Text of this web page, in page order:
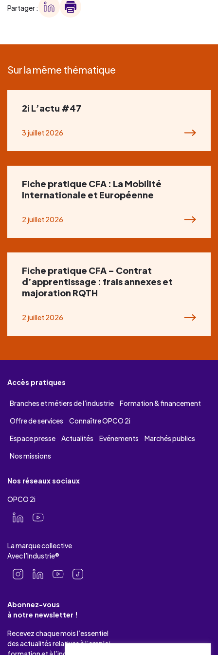
Partager :
Sur la même thématique
2i L’actu #47
3 juillet 2026
Fiche pratique CFA : La Mobilité
Internationale et Européenne
2 juillet 2026
Fiche pratique CFA – Contrat
d’apprentissage : frais annexes et
majoration RQTH
2 juillet 2026
Accès pratiques
Branches et métiers de l’industrie
Formation & financement
Offre de services
Connaître OPCO 2i
Espace presse
Actualités Evénements
Marchés publics
Nos missions
Nos réseaux sociaux
OPCO 2i
La marque collective
Avec l’Industrie®
Abonnez-vous
à notre newsletter !
Recevez chaque mois l’essentiel
des actualités relatives à l’emploi-